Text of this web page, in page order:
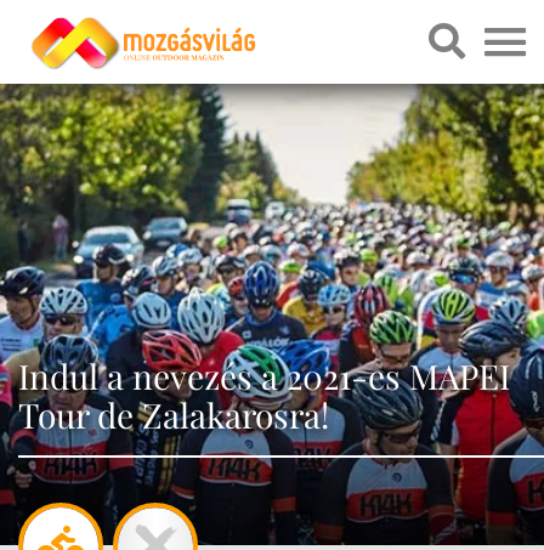
Indul a nevezés a 2021-es MAPEI
Tour de Zalakarosra!